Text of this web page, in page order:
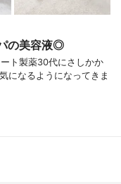
の美容液◎
ト製薬30代にさしかか
になるようになってきま